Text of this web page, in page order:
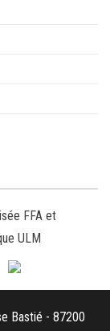
FFA et
ULM
Bastié - 87200